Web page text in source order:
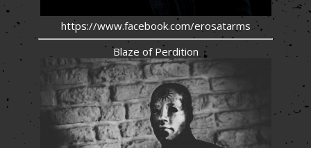
https://www.facebook.com/erosatarms
Blaze of Perdition